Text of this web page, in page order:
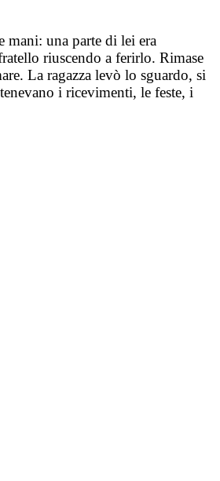
mani: una parte di lei era
riuscendo a ferirlo. Rimase
La ragazza levò lo sguardo, si
i ricevimenti, le feste, i